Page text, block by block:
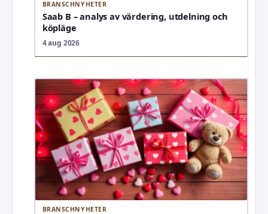
BRANSCHNYHETER
Saab B – analys av värdering, utdelning och
köpläge
4 aug 2026
BRANSCHNYHETER